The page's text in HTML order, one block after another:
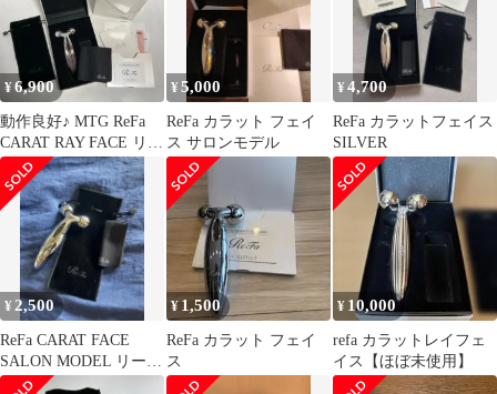
¥6,900
動作良好♪ MTG ReFa
CARAT RAY FACE リフ
ァカラットレイフェイ
ス 美顔ローラー 美顔器
取説 ギャランティカー
ド付き
¥5,000
ReFa カラット フェイ
ス サロンモデル
¥4,700
ReFa カラットフェイス
SILVER
¥ 2,500
ReFa CARAT FACE
SALON MODEL リーフ
ァ 美顔器
¥ 1,500
ReFa カラット フェイ
ス
¥ 10,000
refa カラットレイフェ
イス【ほぼ未使用】